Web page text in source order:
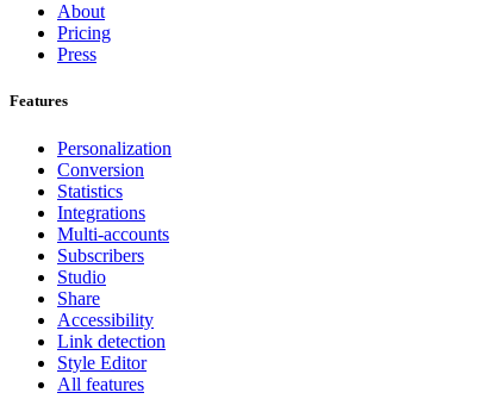
About
Pricing
Press
Features
Personalization
Conversion
Statistics
Integrations
Multi-accounts
Subscribers
Studio
Share
Accessibility
Link detection
Style Editor
All features